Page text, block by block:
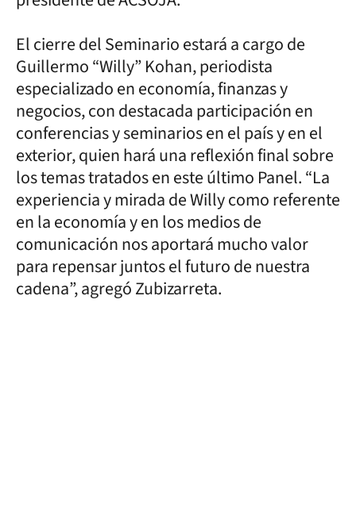
El cierre del Seminario estará a cargo de
Guillermo “Willy” Kohan, periodista
especializado en economía, finanzas y
negocios, con destacada participación en
conferencias y seminarios en el país y en el
exterior, quien hará una reflexión final sobre
los temas tratados en este último Panel. “La
experiencia y mirada de Willy como referente
en la economía y en los medios de
comunicación nos aportará mucho valor
para repensar juntos el futuro de nuestra
cadena”, agregó Zubizarreta.